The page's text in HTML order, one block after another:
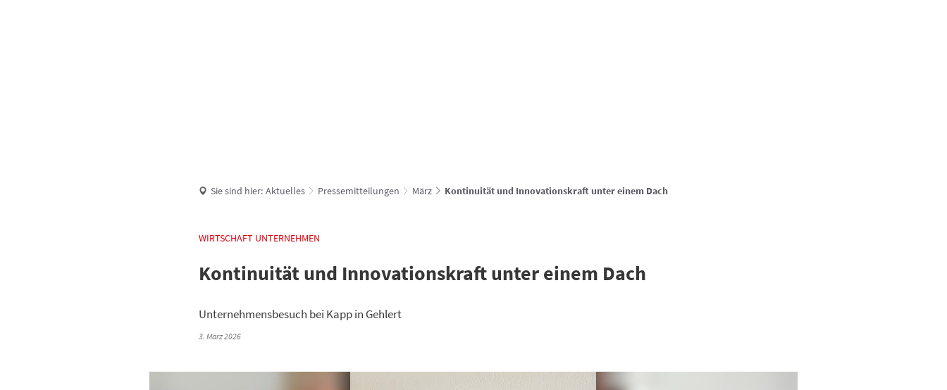
Sie sind hier: Aktuelles Pressemitteilungen März Kontinuität und Innovationskraft unter einem Dach
WIRTSCHAFT UNTERNEHMEN
Kontinuität und Innovationskraft unter einem Dach
Unternehmensbesuch bei Kapp in Gehlert
3. März 2026